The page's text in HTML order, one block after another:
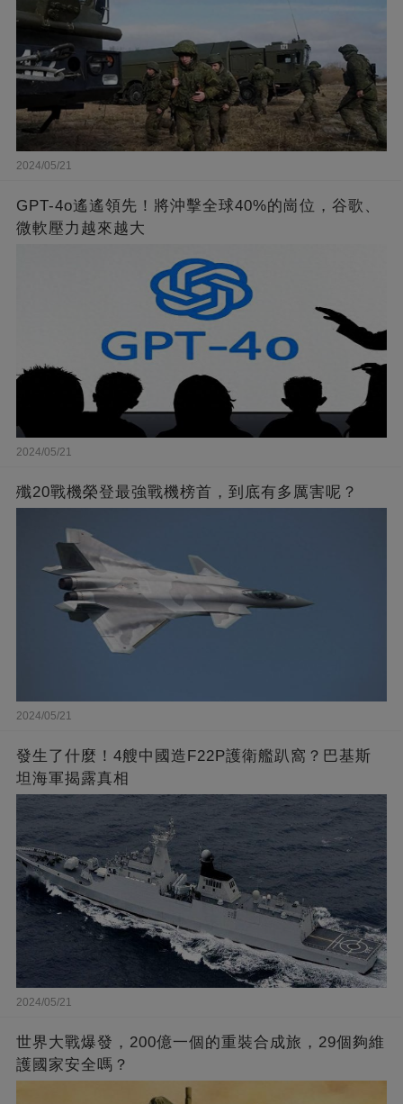
2024/05/21
GPT-4o遙遙領先！將沖擊全球40%的崗位，谷歌、
微軟壓力越來越大
2024/05/21
殲20戰機榮登最強戰機榜首，到底有多厲害呢？
2024/05/21
發生了什麼！4艘中國造F22P護衛艦趴窩？巴基斯
坦海軍揭露真相
2024/05/21
世界大戰爆發，200億一個的重裝合成旅，29個夠維
護國家安全嗎？